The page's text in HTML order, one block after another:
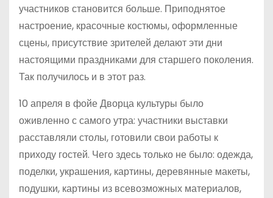
участников становится больше. Приподнятое
настроение, красочные костюмы, оформленные
сцены, присутствие зрителей делают эти дни
настоящими праздниками для старшего поколения.
Так получилось и в этот раз.
10 апреля в фойе Дворца культуры было
оживленно с самого утра: участники выставки
расставляли столы, готовили свои работы к
приходу гостей. Чего здесь только не было: одежда,
поделки, украшения, картины, деревянные макеты,
подушки, картины из всевозможных материалов,